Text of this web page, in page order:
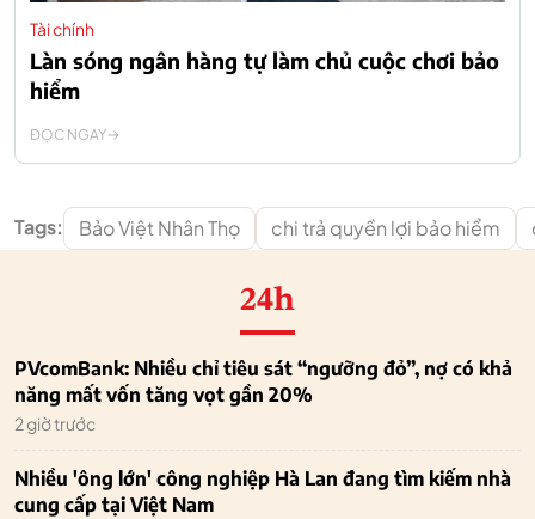
Tài chính
Làn sóng ngân hàng tự làm chủ cuộc chơi bảo
hiểm
ĐỌC NGAY
Tags: Bảo Việt Nhân Thọ chi trả quyền lợi bảo hiểm
24h
PVcomBank: Nhiều chỉ tiêu sát “ngưỡng đỏ”, nợ có khả
năng mất vốn tăng vọt gần 20%
2 giờ trước
Nhiều 'ông lớn' công nghiệp Hà Lan đang tìm kiếm nhà
cung cấp tại Việt Nam